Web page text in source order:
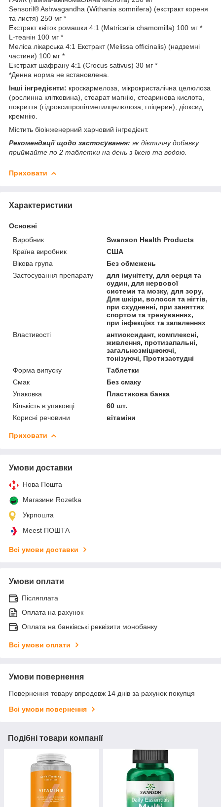
Sensoril® Ashwagandha (Withania somnifera) (екстракт кореня
та листя) 250 мг *
Екстракт квіток ромашки 4:1 (Matricaria chamomilla) 100 мг *
L-теанін 100 мг *
Меліса лікарська 4:1 Екстракт (Melissa officinalis) (надземні
частини) 100 мг *
Екстракт шафрану 4:1 (Crocus sativus) 30 мг *
*Денна норма не встановлена.
Інші інгредієнти: кроскармелоза, мікрокристалічна целюлоза
(рослинна клітковина), стеарат магнію, стеаринова кислота,
покриття (гідроксипропілметилцелюлоза, гліцерин), діоксид
кремнію.
Містить біоінженерний харчовий інгредієнт.
Рекомендації щодо застосування: як дієтичну добавку
приймайте по 2 таблетки на день з їжею та водою.
Приховати
Характеристики
Основні
Виробник
Swanson Health Products
Країна виробник
США
Вікова група
Без обмежень
Застосування препарату
для імунітету, для серця та
судин, для нервової
системи та мозку, для зору,
Для шкіри, волосся та нігтів,
при схудненні, при заняттях
спортом та тренуваннях,
при інфекціях та запаленнях
Властивості
антиоксидант, комплексні,
живлення, протизапальні,
загальнозміцнюючі,
тонізуючі, Протизастудні
Форма випуску
Таблетки
Смак
Без смаку
Упаковка
Пластикова банка
Кількість в упаковці
60 шт.
Корисні речовини
вітаміни
Приховати
Умови доставки
Нова Пошта
Магазини Rozetka
Укрпошта
Meest ПОШТА
Всі умови доставки
Умови оплати
Післяплата
Оплата на рахунок
Оплата на банківські реквізити монобанку
Всі умови оплати
Умови повернення
Повернення товару впродовж 14 днів за рахунок покупця
Всі умови повернення
Подібні товари компанії